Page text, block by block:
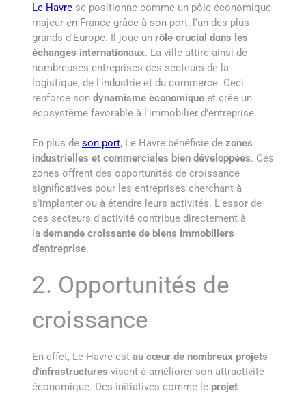
Le Havrese positionne comme un pôle économique
majeur en France grâce à son port, l'un des plus
grands d'Europe. Il joue un rôle crucial dans les
échanges internationaux. La ville attire ainsi de
nombreuses entreprises des secteurs de la
logistique, de l'industrie et du commerce. Ceci
renforce son dynamisme économiqueet crée un
écosystème favorable à l'immobilier d'entreprise.
En plus de son port, Le Havre bénéficie de zones
industrielles et commerciales bien développées. Ces
zones offrent des opportunités de croissance
significatives pour les entreprises cherchant à
s'implanter ou à étendre leurs activités. L'essor de
ces secteurs d'activité contribue directement à
la demande croissante de biens immobiliers
d'entreprise.
2. Opportunités de
croissance
En effet, Le Havre est au cœur de nombreux projets
d'infrastructures visant à améliorer son attractivité
économique. Des initiatives comme le projet